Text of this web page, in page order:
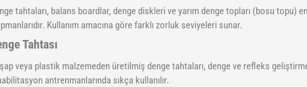
tahtaları, balans boardlar, denge diskleri ve yarım denge topları (bosu topu)
Kullanım amacına göre farklı zorluk seviyeleri sunar.
Tahtası
veya plastik malzemeden üretilmiş denge tahtaları, denge ve refleks
antrenmanlarında sıkça kullanılır.